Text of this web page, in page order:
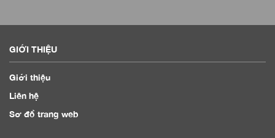
GIỚI THIỆU
Giới thiệu
Liên hệ
Sơ đồ trang web